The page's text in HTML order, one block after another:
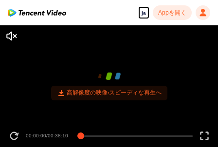
ja Appを開く
高解像度の映像•スピーディな再生へ
00:00:00/00:38:10